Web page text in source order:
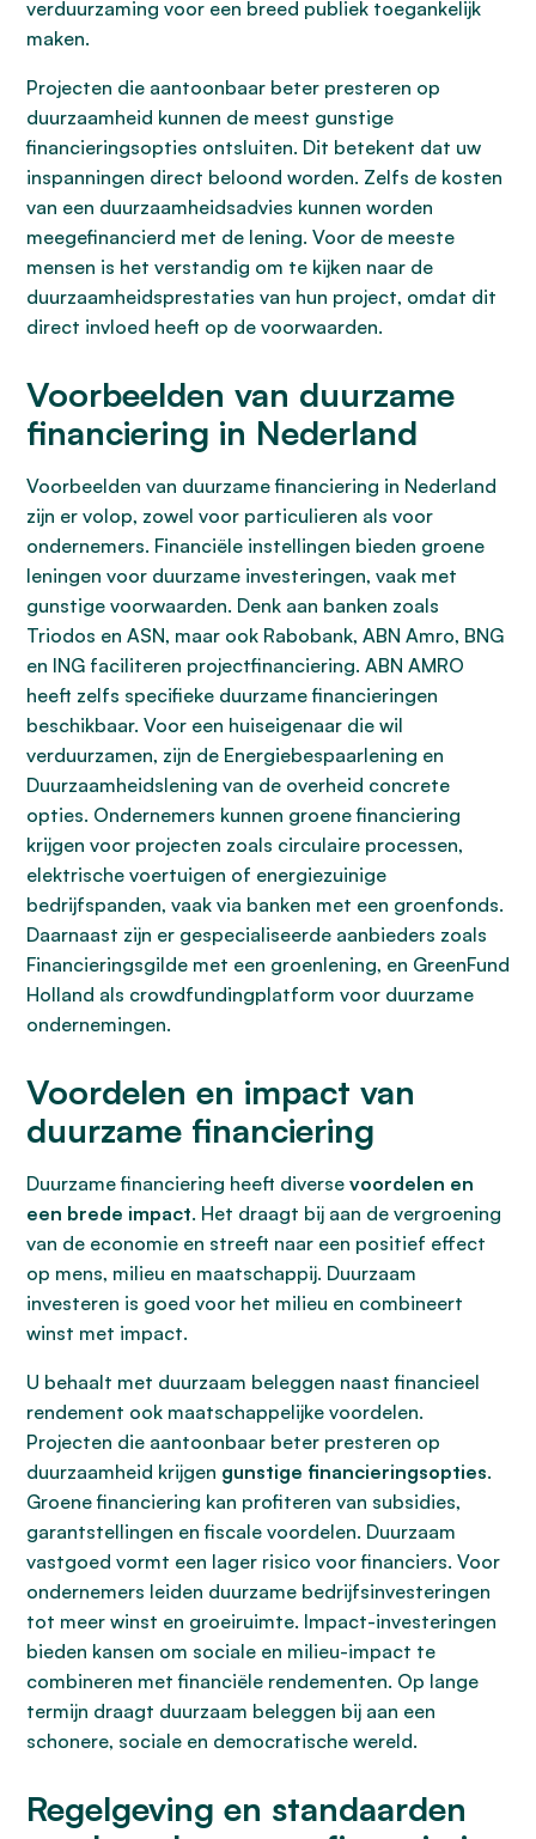
verduurzaming voor een breed publiek toegankelijk
maken.
Projecten die aantoonbaar beter presteren op
duurzaamheid kunnen de meest gunstige
financieringsopties ontsluiten. Dit betekent dat uw
inspanningen direct beloond worden. Zelfs de kosten
van een duurzaamheidsadvies kunnen worden
meegefinancierd met de lening. Voor de meeste
mensen is het verstandig om te kijken naar de
duurzaamheidsprestaties van hun project, omdat dit
direct invloed heeft op de voorwaarden.
Voorbeelden van duurzame
financiering in Nederland
Voorbeelden van duurzame financiering in Nederland
zijn er volop, zowel voor particulieren als voor
ondernemers. Financiële instellingen bieden groene
leningen voor duurzame investeringen, vaak met
gunstige voorwaarden. Denk aan banken zoals
Triodos en ASN, maar ook Rabobank, ABN Amro, BNG
en ING faciliteren projectfinanciering. ABN AMRO
heeft zelfs specifieke duurzame financieringen
beschikbaar. Voor een huiseigenaar die wil
verduurzamen, zijn de Energiebespaarlening en
Duurzaamheidslening van de overheid concrete
opties. Ondernemers kunnen groene financiering
krijgen voor projecten zoals circulaire processen,
elektrische voertuigen of energiezuinige
bedrijfspanden, vaak via banken met een groenfonds.
Daarnaast zijn er gespecialiseerde aanbieders zoals
Financieringsgilde met een groenlening, en GreenFund
Holland als crowdfundingplatform voor duurzame
ondernemingen.
Voordelen en impact van
duurzame financiering
Duurzame financiering heeft diverse voordelen en
een brede impact. Het draagt bij aan de vergroening
van de economie en streeft naar een positief effect
op mens, milieu en maatschappij. Duurzaam
investeren is goed voor het milieu en combineert
winst met impact.
U behaalt met duurzaam beleggen naast financieel
rendement ook maatschappelijke voordelen.
Projecten die aantoonbaar beter presteren op
duurzaamheid krijgen gunstige financieringsopties.
Groene financiering kan profiteren van subsidies,
garantstellingen en fiscale voordelen. Duurzaam
vastgoed vormt een lager risico voor financiers. Voor
ondernemers leiden duurzame bedrijfsinvesteringen
tot meer winst en groeiruimte. Impact-investeringen
bieden kansen om sociale en milieu-impact te
combineren met financiële rendementen. Op lange
termijn draagt duurzaam beleggen bij aan een
schonere, sociale en democratische wereld.
Regelgeving en standaarden